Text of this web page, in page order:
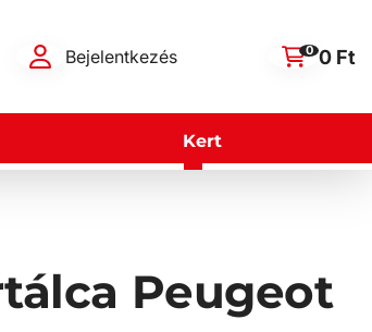
Bejelentkezés 0 0 Ft
Kert
Peugeot